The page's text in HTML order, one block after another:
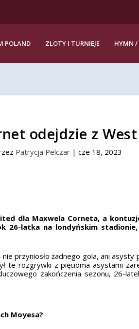
POLAND ZLOTY I TURNIEJE HYMN /
odejdzie z
Patrycja Pelczar | cze 18, 2023
dla Maxwela Corneta, a
26-latka na londyńskim
przyniosło żadnego gola, ani
te rozgrywki z pięcioma asystami
zakończenia sezonu, 26-
Moyesa?